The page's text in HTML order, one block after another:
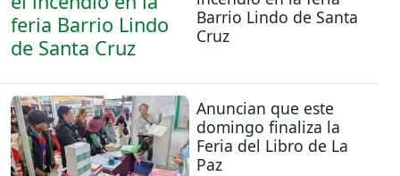
Barrio Lindo de Santa
Cruz
Anuncian que este
domingo finaliza la
Feria del Libro de La
Paz